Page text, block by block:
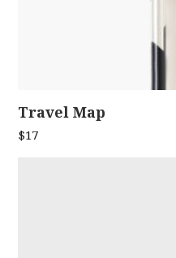
Travel Map
$17